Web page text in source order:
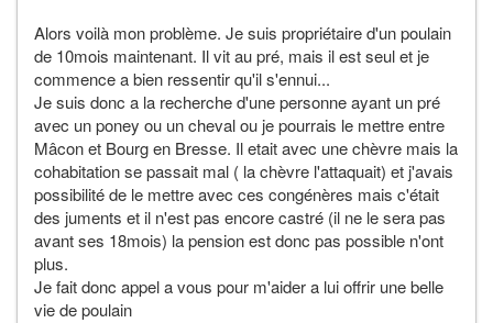
Alors voilà mon problème. Je suis propriétaire d'un poulain
de 10mois maintenant. Il vit au pré, mais il est seul et je
commence a bien ressentir qu'il s'ennui...
Je suis donc a la recherche d'une personne ayant un pré
avec un poney ou un cheval ou je pourrais le mettre entre
Mâcon et Bourg en Bresse. Il etait avec une chèvre mais la
cohabitation se passait mal ( la chèvre l'attaquait) et j'avais
possibilité de le mettre avec ces congénères mais c'était
des juments et il n'est pas encore castré (il ne le sera pas
avant ses 18mois) la pension est donc pas possible n'ont
plus.
Je fait donc appel a vous pour m'aider a lui offrir une belle
vie de poulain